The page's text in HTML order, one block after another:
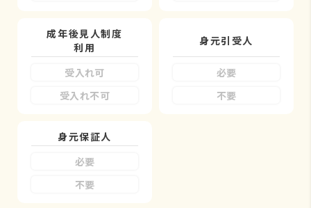
成年後見人制度
利用
受入れ可
受入れ不可
身元引受人
必要
不要
身元保証人
必要
不要